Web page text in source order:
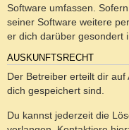
Software umfassen.
seiner Software weitere
er dich darüber gesondert
AUSKUNFTSRECHT
Der Betreiber erteilt dir
dich gespeichert sind.
Du kannst jederzeit die